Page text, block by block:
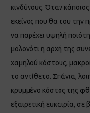
κινδύνους. Όταν
εκείνος που θα του την
να παρέχει υψηλή
μολονότι η αρχή της
χαμηλού κόστους,
το αντίθετο. Σπάνια,
κρυμμένο κόστος της
εξαιρετική ευκαιρία, σε